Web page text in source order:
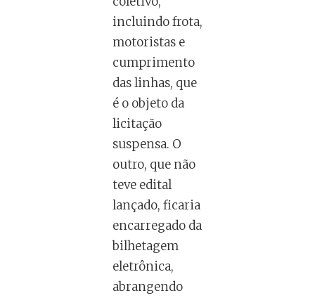
incluindo frota,
motoristas e
cumprimento
das linhas, que
é o objeto da
licitação
suspensa. O
outro, que não
teve edital
lançado, ficaria
encarregado da
bilhetagem
eletrônica,
abrangendo